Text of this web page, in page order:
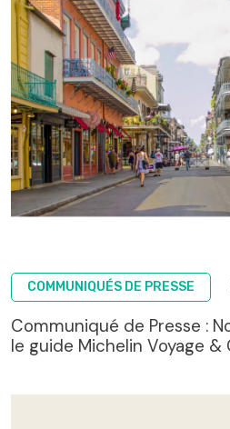
COMMUNIQUÉS DE PRESSE
Communiqué de Presse :
le guide Michelin Voyage &